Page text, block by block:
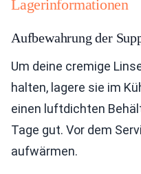
Lagerinformationen
Aufbewahrung der
Um deine cremige
halten, lagere sie im
einen luftdichten
Tage gut. Vor dem
aufwärmen.